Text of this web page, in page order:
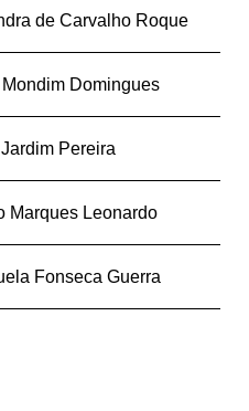
de Carvalho Roque
Domingues
Pereira
Marques Leonardo
Fonseca Guerra